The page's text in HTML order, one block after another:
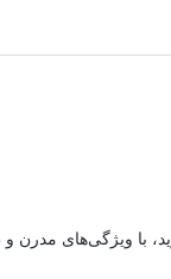
با ویژگی‌های